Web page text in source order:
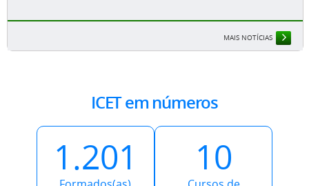
1.201
Formados(as)
10
Cursos de